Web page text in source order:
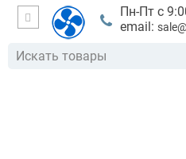
Пн-Пт с
email: